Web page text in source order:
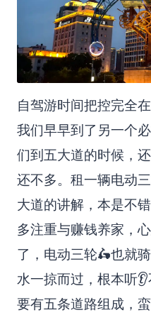
自驾游时间把控完全
我们早早到了另一个
们到五大道的时候，
还不多。租一辆电动
大道的讲解，本是不
多注重与赚钱养家，
了，电动三轮🛵也就
水一掠而过，根本听
要有五条道路组成，